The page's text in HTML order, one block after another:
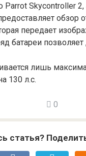
Skycontroller
передает
батареи
лишь
130 л.с.
0
статья?